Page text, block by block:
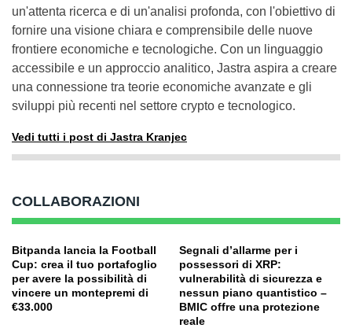
un'attenta ricerca e di un'analisi profonda, con l'obiettivo di
fornire una visione chiara e comprensibile delle nuove
frontiere economiche e tecnologiche. Con un linguaggio
accessibile e un approccio analitico, Jastra aspira a creare
una connessione tra teorie economiche avanzate e gli
sviluppi più recenti nel settore crypto e tecnologico.
Vedi tutti i post di Jastra Kranjec
COLLABORAZIONI
Bitpanda lancia la Football
Cup: crea il tuo portafoglio
per avere la possibilità di
vincere un montepremi di
€33.000
Segnali d’allarme per i
possessori di XRP:
vulnerabilità di sicurezza e
nessun piano quantistico –
BMIC offre una protezione
reale